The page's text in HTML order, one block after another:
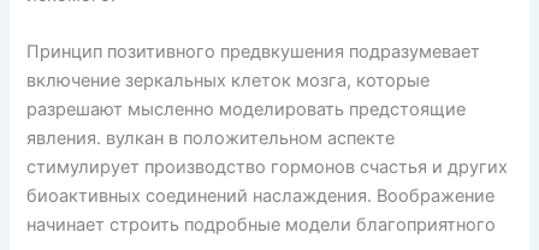
Принцип позитивного предвкушения подразумевает
включение зеркальных клеток мозга, которые
разрешают мысленно моделировать предстоящие
явления. вулкан в положительном аспекте
стимулирует производство гормонов счастья и других
биоактивных соединений наслаждения. Воображение
начинает строить подробные модели благоприятного